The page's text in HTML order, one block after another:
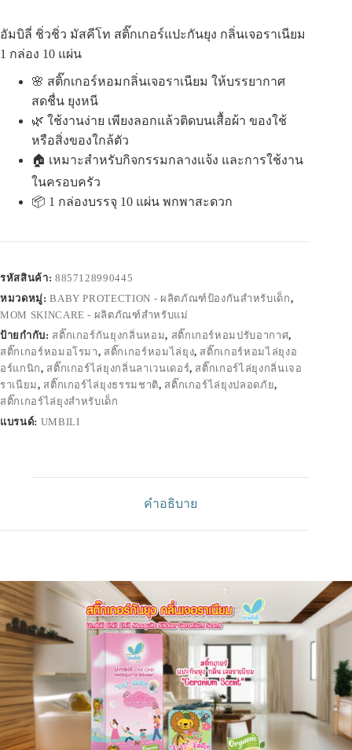
อัมบิลี่ ชิ่วชิ่ว มัสคีโท สติ๊กเกอร์แปะกันยุง กลิ่นเจอราเนียม
1 กล่อง 10 แผ่น
🌸 สติ๊กเกอร์หอมกลิ่นเจอราเนียม ให้บรรยากาศ
สดชื่น ยุงหนี
🌿 ใช้งานง่าย เพียงลอกแล้วติดบนเสื้อผ้า ของใช้
หรือสิ่งของใกล้ตัว
🏠 เหมาะสำหรับกิจกรรมกลางแจ้ง และการใช้งาน
ในครอบครัว
📦 1 กล่องบรรจุ 10 แผ่น พกพาสะดวก
รหัสสินค้า: 8857128990445
หมวดหมู่:BABY PROTECTION - ผลิตภัณฑ์ป้องกันสำหรับเด็ก,
MOM SKINCARE - ผลิตภัณฑ์สำหรับแม่
ป้ายกำกับ: สติ๊กเกอร์กันยุงกลิ่นหอม, สติ๊กเกอร์หอมปรับอากาศ,
สติ๊กเกอร์หอมอโรมา, สติ๊กเกอร์หอมไล่ยุง, สติ๊กเกอร์หอมไล่ยุงอ
อร์แกนิก, สติ๊กเกอร์ไล่ยุงกลิ่นลาเวนเดอร์, สติ๊กเกอร์ไล่ยุงกลิ่นเจอ
ราเนียม, สติ๊กเกอร์ไล่ยุงธรรมชาติ, สติ๊กเกอร์ไล่ยุงปลอดภัย,
สติ๊กเกอร์ไล่ยุงสำหรับเด็ก
แบรนด์: UMBILI
คำอธิบาย